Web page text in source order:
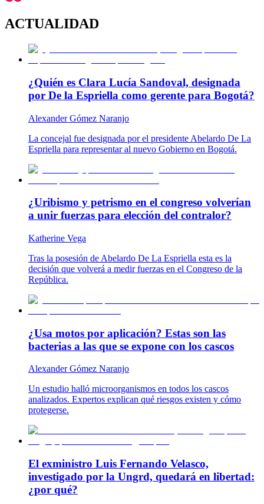
ACTUALIDAD
¿Quién es Clara Lucía Sandoval, designada
por De la Espriella como gerente para Bogotá?
Alexander Gómez Naranjo
La concejal fue designada por el presidente Abelardo De La
Espriella para representar al nuevo Gobierno en Bogotá.
¿Uribismo y petrismo en el congreso volverían
a unir fuerzas para elección del contralor?
Katherine Vega
Tras la posesión de Abelardo De La Espriella esta es la
decisión que volverá a medir fuerzas en el Congreso de la
República.
¿Usa motos por aplicación? Estas son las
bacterias a las que se expone con los cascos
Alexander Gómez Naranjo
Un estudio halló microorganismos en todos los cascos
analizados. Expertos explican qué riesgos existen y cómo
protegerse.
El exministro Luis Fernando Velasco,
investigado por la Ungrd, quedará en libertad:
¿por qué?